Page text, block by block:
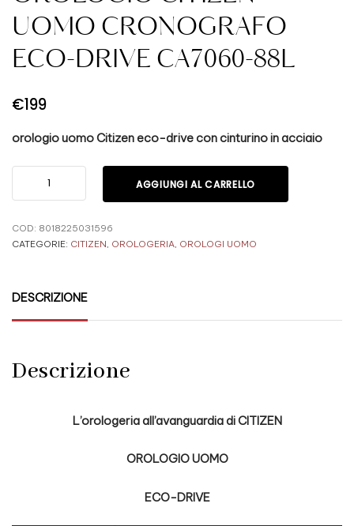
UOMO CRONOGRAFO
ECO-DRIVE CA7060-88L
€199
orologio uomo Citizen eco-drive con cinturino in acciaio
AGGIUNGI AL CARRELLO
COD: 8018225031596
CATEGORIE: CITIZEN, OROLOGERIA, OROLOGI UOMO
DESCRIZIONE
Descrizione
L’orologeria all’avanguardia di CITIZEN
OROLOGIO UOMO
ECO-DRIVE